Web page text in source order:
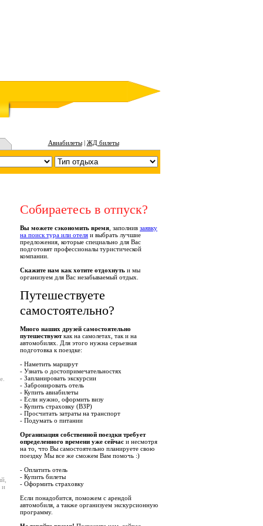
Авиабилеты| ЖД билеты
и
Собираетесь в отпуск?
Вы можете сэкономить время , заполнив заявку
на поиск тура или отеля и выбрать лучшие
предложения, которые специально для Вас
подготовят профессионалы туристической
компании.
Скажите нам как хотите отдохнуть и мы
организуем для Вас незабываемый отдых.
Путешествуете
самостоятельно?
Много наших друзей самостоятельно
путешествуюткак на самолетах, так и на
автомобилях. Для этого нужна серьезная
подготовка к поездке:
- Наметить маршрут
- Узнать о достопримечательностях
- Запланировать экскурсии
- Забронировать отель
- Купить авиабилеты
- Если нужно, оформить визу
- Купить страховку (ВЗР)
- Просчитать затраты на транспорт
- Подумать о питании
Организация собственной поездки требует
определенного времени уже сейчас и несмотря
на то, что Вы самостоятельно планируете свою
поездку Мы все же сможем Вам помочь :)
- Оплатить отель
- Купить билеты
- Оформить страховку
Если понадобится, поможем с арендой
автомобиля, а также организуем экскурсионную
программу.